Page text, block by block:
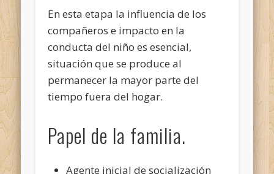
En esta etapa la influencia de los
compañeros e impacto en la
conducta del niño es esencial,
situación que se produce al
permanecer la mayor parte del
tiempo fuera del hogar.
Papel de la familia.
Agente inicial de socialización